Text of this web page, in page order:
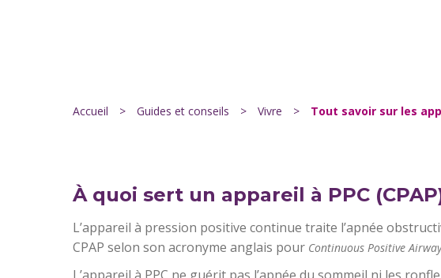
Accueil > Guides et conseils > Vivre > Tout savoir sur les
À quoi sert un appareil à PPC
L’appareil à pression positive continue traite l’apnée
CPAP selon son acronyme anglais pour Continuous Positive